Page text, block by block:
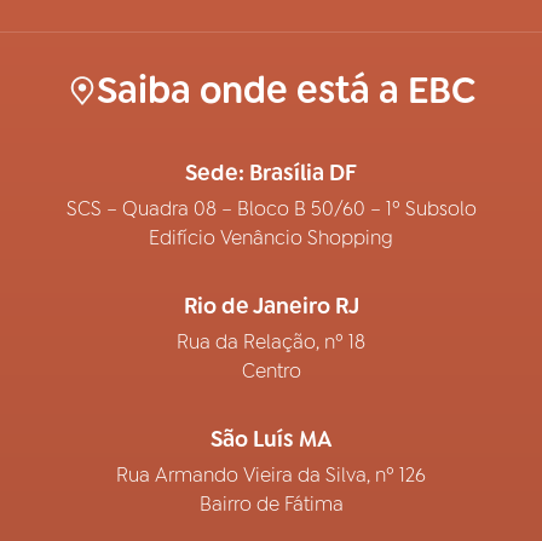
Saiba onde está a EBC
Sede: Brasília DF
SCS – Quadra 08 – Bloco B 50/60 – 1º Subsolo
Edifício Venâncio Shopping
Rio de Janeiro RJ
Rua da Relação, nº 18
Centro
São Luís MA
Rua Armando Vieira da Silva, nº 126
Bairro de Fátima